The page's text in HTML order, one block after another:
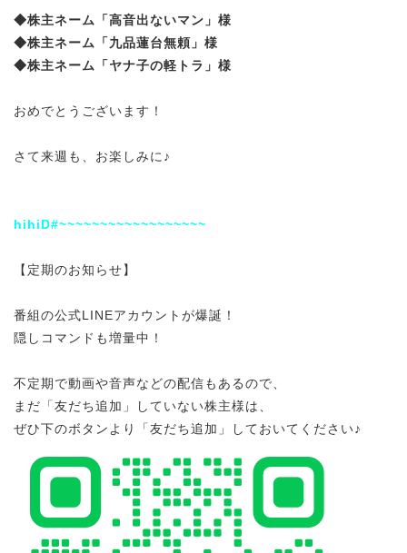
◆株主ネーム「高音出ないマン 」様
◆株主ネーム「九品蓮台無頼 」様
◆株主ネーム「ヤナ子の軽トラ 」様
おめでとうございます！
さて来週も、お楽しみに♪
hihiD#~~~~~~~~~~~~~~~~~~
【定期のお知らせ】
番組の公式LINEアカウントが爆誕！
隠しコマンドも増量中！
不定期で動画や音声などの配信もあるので、
まだ「友だち追加」していない株主様は、
ぜひ下のボタンより「友だち追加」しておいてください♪